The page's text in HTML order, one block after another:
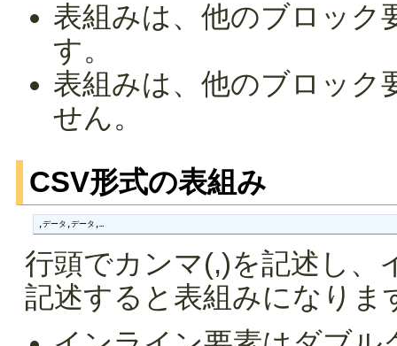
表組みは、他のブロック
す。
表組みは、他のブロック
せん。
CSV形式の表組み
,データ,データ,…
行頭でカンマ(,)を記述し、
記述すると表組みになりま